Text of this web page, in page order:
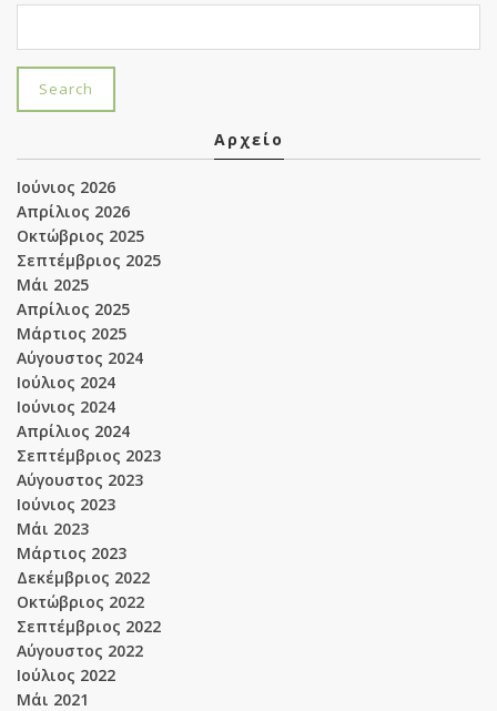
Αρχείο
Ιούνιος 2026
Απρίλιος 2026
Οκτώβριος 2025
Σεπτέμβριος 2025
Μάι 2025
Απρίλιος 2025
Μάρτιος 2025
Αύγουστος 2024
Ιούλιος 2024
Ιούνιος 2024
Απρίλιος 2024
Σεπτέμβριος 2023
Αύγουστος 2023
Ιούνιος 2023
Μάι 2023
Μάρτιος 2023
Δεκέμβριος 2022
Οκτώβριος 2022
Σεπτέμβριος 2022
Αύγουστος 2022
Ιούλιος 2022
Μάι 2021